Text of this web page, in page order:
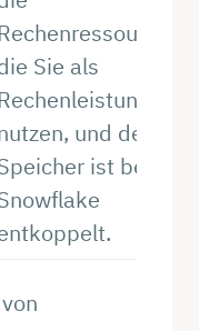
Rechenressourcen,
Sie als
Rechenleistung
und der
ist bei